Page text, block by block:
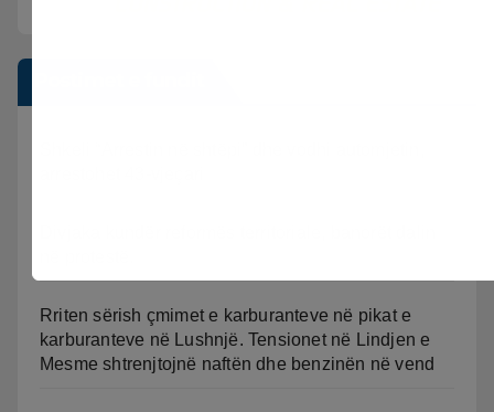
Rriten sërish çmimet e karburanteve në pikat e
karburanteve në Lushnjë. Tensionet në Lindjen e
Mesme shtrenjtojnë naftën dhe benzinën në vend